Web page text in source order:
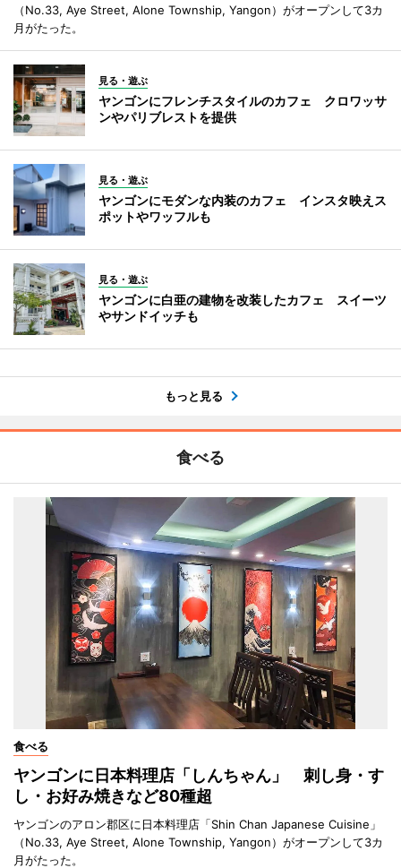
（No.33, Aye Street, Alone Township, Yangon）がオープンして3カ
月がたった。
見る・遊ぶ
ヤンゴンにフレンチスタイルのカフェ クロワッサ
ンやパリブレストを提供
見る・遊ぶ
ヤンゴンにモダンな内装のカフェ インスタ映えス
ポットやワッフルも
見る・遊ぶ
ヤンゴンに白亜の建物を改装したカフェ スイーツ
やサンドイッチも
もっと見る
食べる
食べる
ヤンゴンに日本料理店「しんちゃん」 刺し身・す
し・お好み焼きなど80種超
ヤンゴンのアロン郡区に日本料理店「Shin Chan Japanese Cuisine」
（No.33, Aye Street, Alone Township, Yangon）がオープンして3カ
月がたった。